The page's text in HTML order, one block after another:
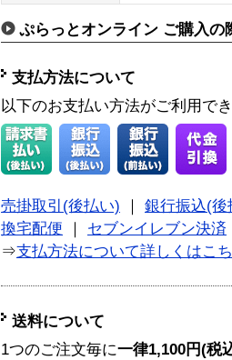
ぷらっとオンライン ご購入の
支払方法について
以下のお支払い方法がご利用で
売掛取引(後払い)
銀行振込(後
換宅配便
セブンイレブン決済
⇒支払方法について詳しくはこ
送料について
1つのご注文毎に一律1,100円(税